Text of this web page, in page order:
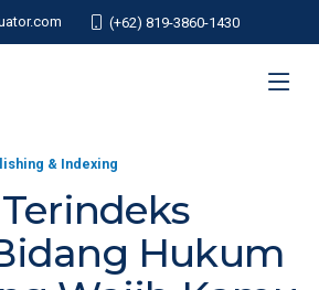
(+62) 819-3860-1430
& Indexing
Hukum